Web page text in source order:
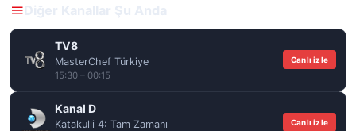
TV8
MasterChef Türkiye
15:30 – 00:15
Canlı izle
Kanal D
Katakulli 4: Tam Zamanı Canlı izle